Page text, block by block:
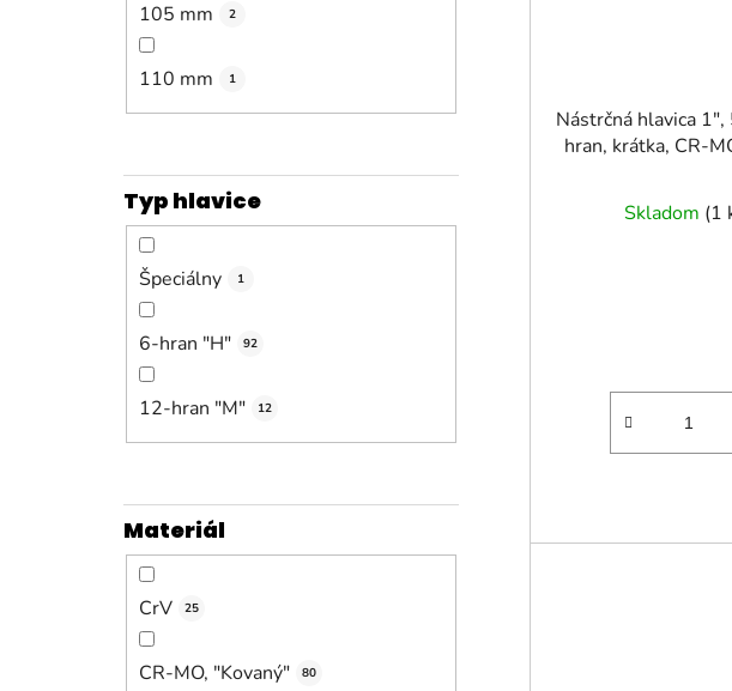
105 mm 2
110 mm 1
Typ hlavice
Špeciálny 1
6-hran "H" 92
12-hran "M" 12
Materiál
CrV 25
CR-MO, "Kovaný" 80
Nástrčná hlavica
hran, krátka, CR-
Skladom (1